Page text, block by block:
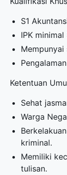
S1
IPK minimal
Ketentuan
Sehat
Warga
kriminal.
Memiliki
tulisan.